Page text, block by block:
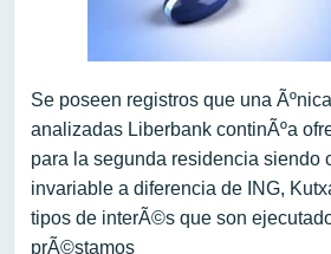
Se poseen registros que una
analizadas Liberbank continÃºa
para la segunda residencia siendo
invariable a diferencia de ING,
tipos de interÃ©s que son
prÃ©stamos